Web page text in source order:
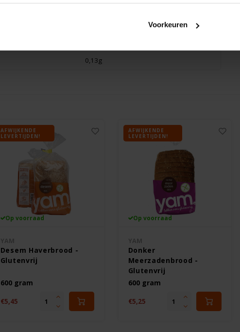
Voorkeuren
34g
0,13g
AFWIJKENDE
LEVERTIJDEN!
Op voorraad
Desem Haverbrood -
Glutenvrij
600 gram
€5,45
AFWIJKENDE
LEVERTIJDEN!
Op voorraad
Donker
Meerzadenbrood -
Glutenvrij
600 gram
€5,25